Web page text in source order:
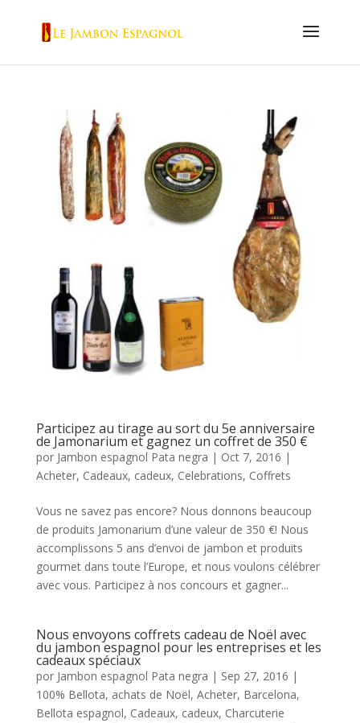
Participez au tirage au sort du 5e anniversaire
de Jamonarium et gagnez un coffret de 350 €
por Jambon espagnol Pata negra | Oct 7, 2016 |
Acheter, Cadeaux, cadeux, Celebrations, Coffrets
Vous ne savez pas encore? Nous donnons beaucoup
de produits Jamonarium d’une valeur de 350 €! Nous
accomplissons 5 ans d’envoi de jambon et produits
gourmet dans toute l’Europe, et nous voulons célébrer
avec vous. Participez à nos concours et gagner...
Nous envoyons coffrets cadeau de Noël avec
du jambon espagnol pour les entreprises et les
cadeaux spéciaux
por Jambon espagnol Pata negra | Sep 27, 2016 |
100% Bellota, achats de Noël, Acheter, Barcelona,
Bellota espagnol, Cadeaux, cadeux, Charcuterie